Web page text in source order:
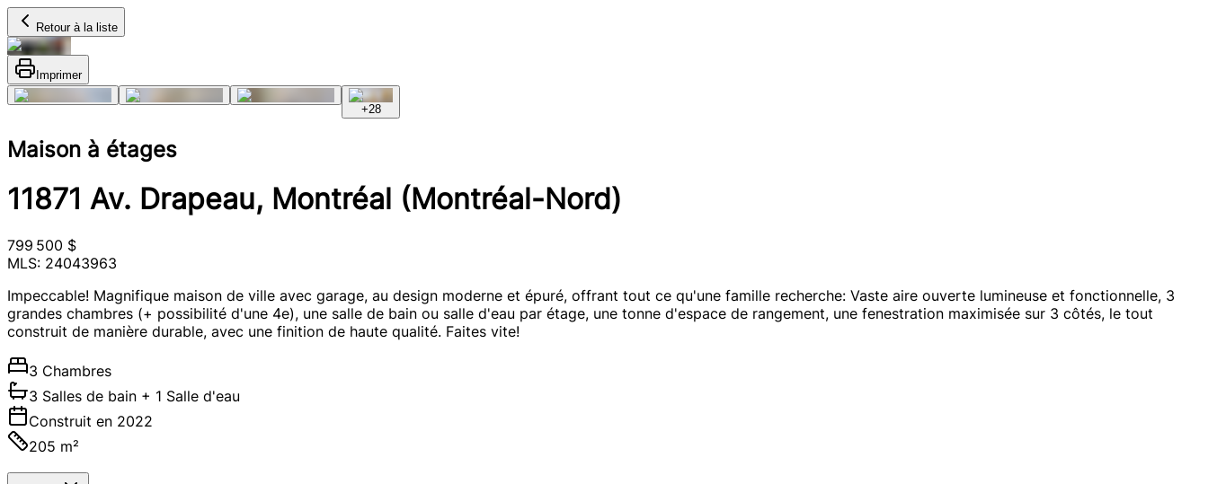
Retour à la liste
Imprimer
+28
Maison à étages
11871 Av. Drapeau, Montréal (Montréal-Nord)
799 500 $
MLS: 24043963
Impeccable! Magnifique maison de ville avec garage, au design moderne et épuré, offrant tout ce qu'une famille recherche: Vaste aire ouverte lumineuse et fonctionnelle, 3
grandes chambres (+ possibilité d'une 4e), une salle de bain ou salle d'eau par étage, une tonne d'espace de rangement, une fenestration maximisée sur 3 côtés, le tout
construit de manière durable, avec une finition de haute qualité. Faites vite!
3 Chambres
3 Salles de bain + 1 Salle d'eau
Construit en 2022
205 m²